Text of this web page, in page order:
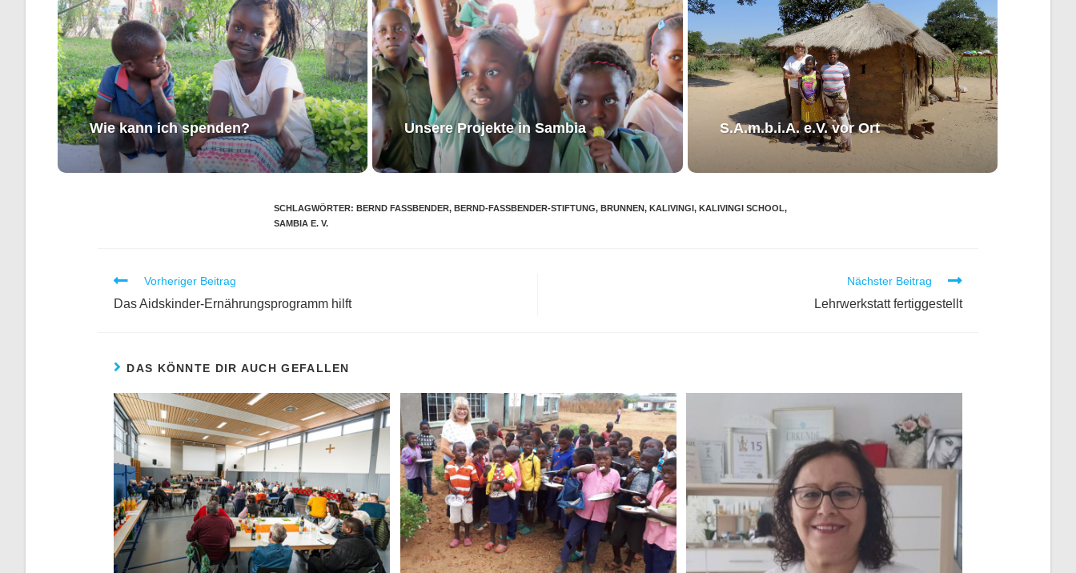
Wie kann ich spenden? Unsere Projekte in Sambia S.A.m.b.i.A. e.V. ​vor Ort​​
SCHLAGWÖRTER: BERND FASSBENDER , BERND-FASSBENDER-STIFTUNG , BRUNNEN, KALIVINGI , KALIVINGI SCHOOL,
SAMBIA E. V.
Vorheriger Beitrag
Das Aidskinder-Ernährungsprogramm hilft
Nächster Beitrag
Lehrwerkstatt fertiggestellt
DAS KÖNNTE DIR AUCH GEFALLEN